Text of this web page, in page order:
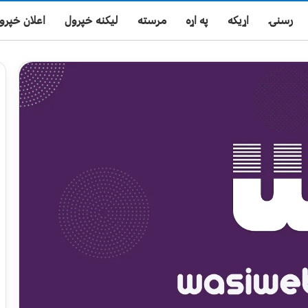
رسنۍ اړیکه په اړه مرسته لیکنه خپرول اعلان